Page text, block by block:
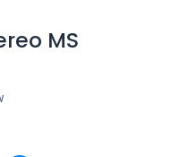
MS